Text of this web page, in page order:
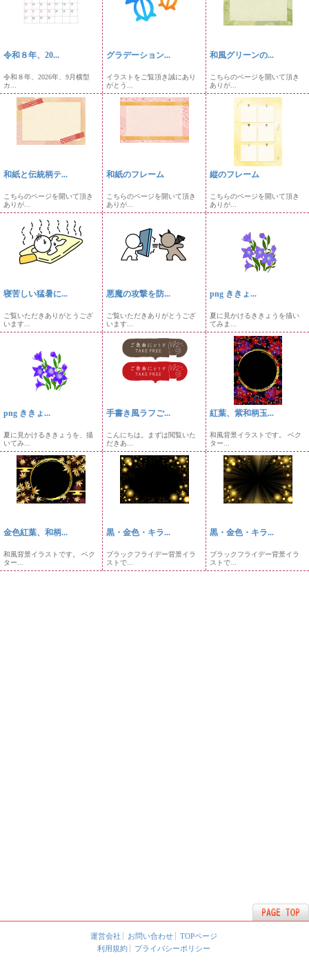
令和８年、20...
令和８年、2026年、9月横型
カ...
グラデーション...
イラストをご覧頂き誠にあり
がとう...
和風グリーンの...
こちらのページを開いて頂き
ありが...
和紙と伝統柄テ...
こちらのページを開いて頂き
ありが...
和紙のフレーム
こちらのページを開いて頂き
ありが...
縦のフレーム
こちらのページを開いて頂き
ありが...
寝苦しい猛暑に...
ご覧いただきありがとうござ
います...
悪魔の攻撃を防...
ご覧いただきありがとうござ
います...
png ききょ...
夏に見かけるききょうを描い
てみま...
png ききょ...
夏に見かけるききょうを、描
いてみ...
手書き風ラフご...
こんにちは。まずは閲覧いた
だきあ...
紅葉、紫和柄玉...
和風背景イラストです。 ベク
ター...
金色紅葉、和柄...
和風背景イラストです。 ベク
ター...
黒・金色・キラ...
ブラックフライデー背景イラ
ストで...
黒・金色・キラ...
ブラックフライデー背景イラ
ストで...
運営会社 お問い合わせ
TOPページ
利用規約
プライバシーポリシー